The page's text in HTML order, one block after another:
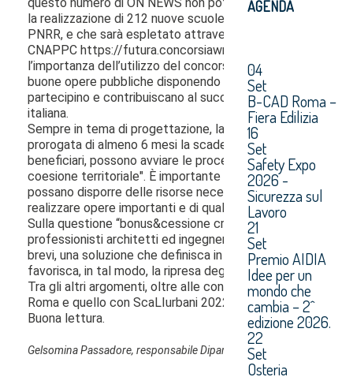
AGENDA
04
Set
B-CAD Roma –
Fiera Edilizia
16
Set
Safety Expo
2026 -
Sicurezza sul
Lavoro
21
Set
Premio AIDIA
Idee per un
mondo che
cambia – 2^
edizione 2026.
22
Set
Osteria